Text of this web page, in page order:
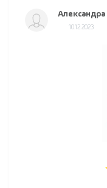
Александра
10.12.2023